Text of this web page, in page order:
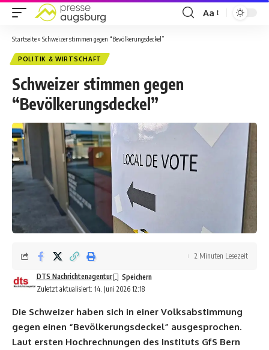
Aa
Startseite» Schweizer stimmen gegen “Bevölkerungsdeckel”
POLITIK & WIRTSCHAFT
Schweizer stimmen gegen
“Bevölkerungsdeckel”
Zuletzt aktualisiert: 14. Juni 2026 12:18
DTS Nachrichtenagentur
2 Minuten Lesezeit
Die Schweizer haben sich in einer Volksabstimmung
gegen einen “Bevölkerungsdeckel” ausgesprochen.
Laut ersten Hochrechnungen des Instituts GfS Bern